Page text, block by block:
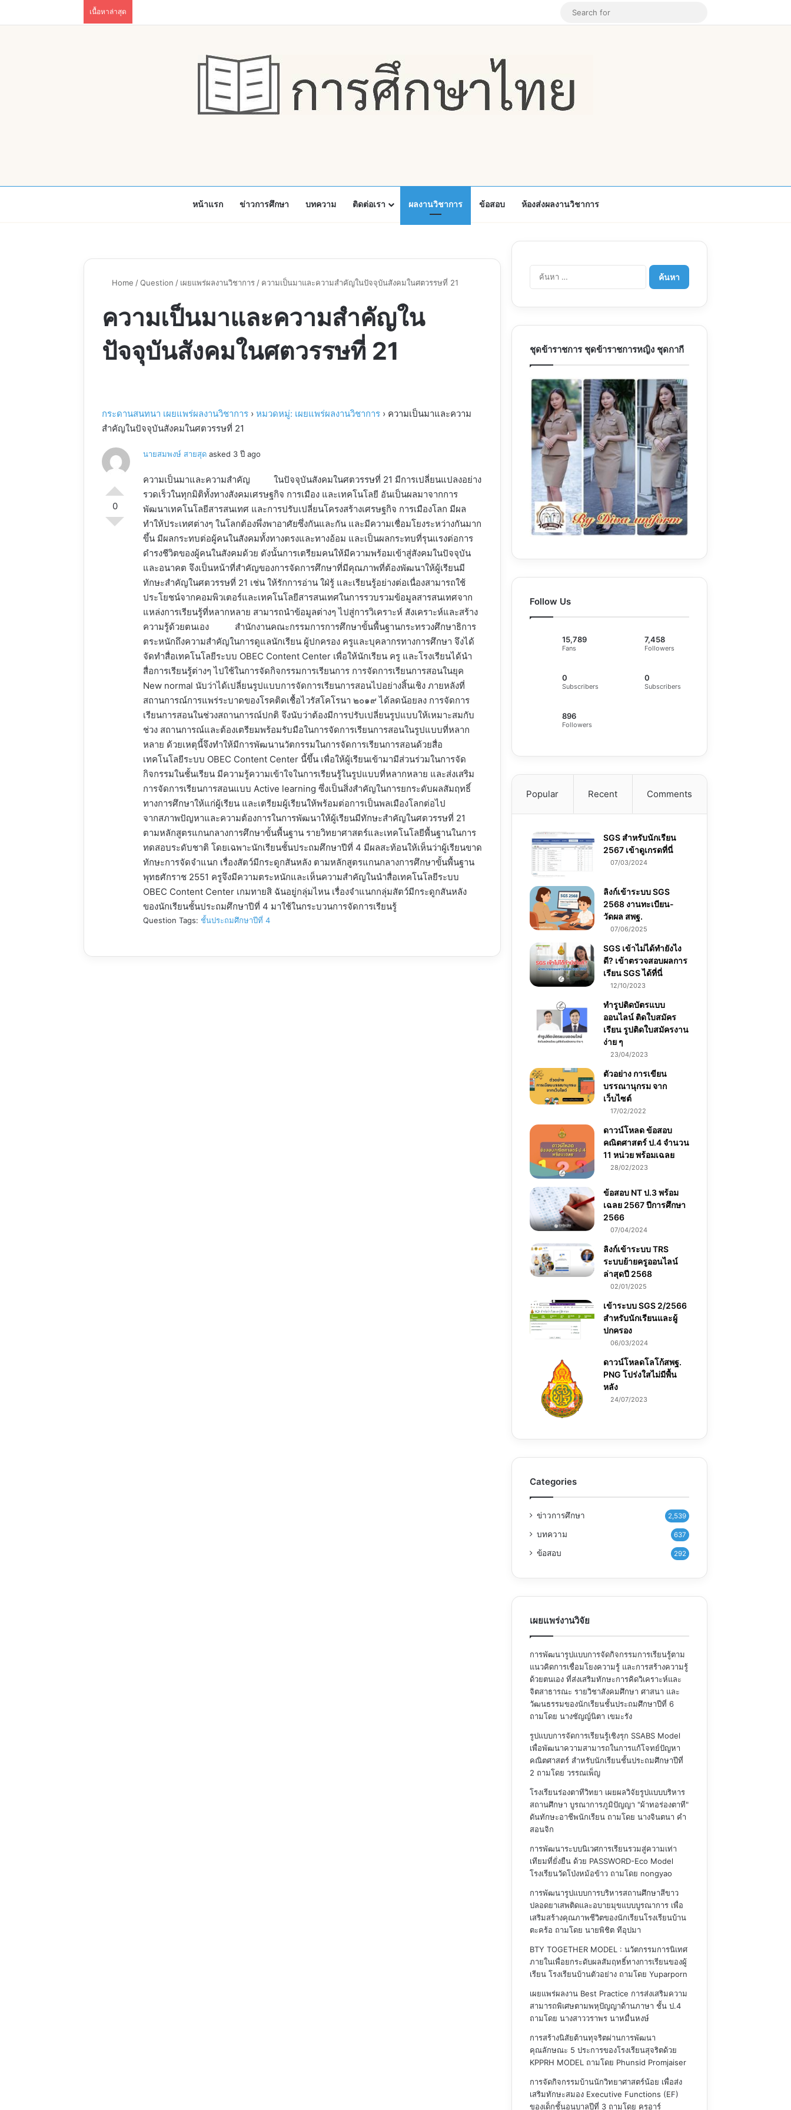
เนื้อหาล่าสุด Instagram
Random Article
หน้าแรก ข่าวการศึกษา บทความ ติดต่อเรา ผลงานวิชาการ ข้อสอบ ห้องส่งผลงานวิชาการ
Home /Question / เผยแพร่ผลงานวิชาการ / ความเป็นมาและความสำคัญในปัจจุบันสังคมในศตวรรษที่ 21
ความเป็นมาและความสำคัญใน
ปัจจุบันสังคมในศตวรรษที่ 21
กระดานสนทนา เผยแพร่ผลงานวิชาการ › หมวดหมู่: เผยแพร่ผลงานวิชาการ › ความเป็นมาและความ
สำคัญในปัจจุบันสังคมในศตวรรษที่ 21
0
นายสมพงษ์ สายสุด asked 3 ปี ago
ความเป็นมาและความสำคัญ ในปัจจุบันสังคมในศตวรรษที่ 21 มีการเปลี่ยนแปลงอย่าง
รวดเร็วในทุกมิติทั้งทางสังคมเศรษฐกิจ การเมือง และเทคโนโลยี อันเป็นผลมาจากการ
พัฒนาเทคโนโลยีสารสนเทศ และการปรับเปลี่ยนโครงสร้างเศรษฐกิจ การเมืองโลก มีผล
ทำให้ประเทศต่างๆ ในโลกต้องพึ่งพาอาศัยซึ่งกันและกัน และมีความเชื่อมโยงระหว่างกันมาก
ขึ้น มีผลกระทบต่อผู้คนในสังคมทั้งทางตรงและทางอ้อม และเป็นผลกระทบที่รุนแรงต่อการ
ดำรงชีวิตของผู้คนในสังคมด้วย ดังนั้นการเตรียมคนให้มีความพร้อมเข้าสู่สังคมในปัจจุบัน
และอนาคต จึงเป็นหน้าที่สำคัญของการจัดการศึกษาที่มีคุณภาพที่ต้องพัฒนาให้ผู้เรียนมี
ทักษะสำคัญในศตวรรษที่ 21 เช่น ให้รักการอ่าน ใฝ่รู้ และเรียนรู้อย่างต่อเนื่องสามารถใช้
ประโยชน์จากคอมพิวเตอร์และเทคโนโลยีสารสนเทศในการรวบรวมข้อมูลสารสนเทศจาก
แหล่งการเรียนรู้ที่หลากหลาย สามารถนำข้อมูลต่างๆ ไปสู่การวิเคราะห์ สังเคราะห์และสร้าง
ความรู้ด้วยตนเอง สำนักงานคณะกรรมการการศึกษาขั้นพื้นฐานกระทรวงศึกษาธิการ
ตระหนักถึงความสำคัญในการดูแลนักเรียน ผู้ปกครอง ครูและบุคลากรทางการศึกษา จึงได้
จัดทำสื่อเทคโนโลยีระบบ OBEC Content Center เพื่อให้นักเรียน ครู และโรงเรียนได้นำ
สื่อการเรียนรู้ต่างๆ ไปใช้ในการจัดกิจกรรมการเรียนการ การจัดการเรียนการสอนในยุค
New normal นับว่าได้เปลี่ยนรูปแบบการจัดการเรียนการสอนไปอย่างสิ้นเชิง ภายหลังที่
สถานการณ์การแพร่ระบาดของโรคติดเชื้อไวรัสโคโรนา ๒๐๑๙ ได้ลดน้อยลง การจัดการ
เรียนการสอนในช่วงสถานการณ์ปกติ จึงนับว่าต้องมีการปรับเปลี่ยนรูปแบบให้เหมาะสมกับ
ช่วง สถานการณ์และต้องเตรียมพร้อมรับมือในการจัดการเรียนการสอนในรูปแบบที่หลาก
หลาย ด้วยเหตุนี้จึงทำให้มีการพัฒนานวัตกรรมในการจัดการเรียนการสอนด้วยสื่อ
เทคโนโลยีระบบ OBEC Content Center นี้ขึ้น เพื่อให้ผู้เรียนเข้ามามีส่วนร่วมในการจัด
กิจกรรมในชั้นเรียน มีความรู้ความเข้าใจในการเรียนรู้ในรูปแบบที่หลากหลาย และส่งเสริม
การจัดการเรียนการสอนแบบ Active learning ซึ่งเป็นสิ่งสำคัญในการยกระดับผลสัมฤทธิ์
ทางการศึกษาให้แก่ผู้เรียน และเตรียมผู้เรียนให้พร้อมต่อการเป็นพลเมืองโลกต่อไป
จากสภาพปัญหาและความต้องการในการพัฒนาให้ผู้เรียนมีทักษะสำคัญในศตวรรษที่ 21
ตามหลักสูตรแกนกลางการศึกษาขั้นพื้นฐาน รายวิทยาศาสตร์และเทคโนโลยีพื้นฐานในการ
ทดสอบระดับชาติ โดยเฉพาะนักเรียนชั้นประถมศึกษาปีที่ 4 มีผลสะท้อนให้เห็นว่าผู้เรียนขาด
ทักษะการจัดจำแนก เรื่องสัตว์มีกระดูกสันหลัง ตามหลักสูตรแกนกลางการศึกษาขั้นพื้นฐาน
พุทธศักราช 2551 ครูจึงมีความตระหนักและเห็นความสำคัญในนำสื่อเทคโนโลยีระบบ
OBEC Content Center เกมทายสิ ฉันอยู่กลุ่มไหน เรื่องจำแนกกลุ่มสัตว์มีกระดูกสันหลัง
ของนักเรียนชั้นประถมศึกษาปีที่ 4 มาใช้ในกระบวนการจัดการเรียนรู้
Question Tags: ชั้นประถมศึกษาปีที่ 4
ค้
น
า
รั
บ
ชุดข้าราชการ ชุดข้าราชการหญิง ชุดกากี
Follow Us
15,789
Fans
7,458
Followers
0
Subscribers
0
Subscribers
896
Followers
Popular Recent Comments
SGS สําหรับนักเรียน
2567 เข้าดูเกรดที่นี่
07/03/2024
ลิงก์เข้าระบบ SGS
2568 งานทะเบียน-
วัดผล สพฐ.
07/06/2025
SGS เข้าไม่ได้ทำยังไง
ดี? เข้าตรวจสอบผลการ
เรียน SGS ได้ที่นี่
12/10/2023
ทำรูปติดบัตรแบบ
ออนไลน์ ติดใบสมัคร
เรียน รูปติดใบสมัครงาน
ง่าย ๆ
23/04/2023
ตัวอย่าง การเขียน
บรรณานุกรม จาก
เว็บไซต์
17/02/2022
ดาวน์โหลด ข้อสอบ
คณิตศาสตร์ ป.4 จำนวน
11 หน่วย พร้อมเฉลย
28/02/2023
ข้อสอบ NT ป.3 พร้อม
เฉลย 2567 ปีการศึกษา
2566
07/04/2024
ลิงก์เข้าระบบ TRS
ระบบย้ายครูออนไลน์
ล่าสุดปี 2568
02/01/2025
เข้าระบบ SGS 2/2566
สำหรับนักเรียนและผู้
ปกครอง
06/03/2024
ดาวน์โหลดโลโก้สพฐ.
PNG โปร่งใสไม่มีพื้น
หลัง
24/07/2023
Categories
ข่าวการศึกษา 2,539
บทความ 637
ข้อสอบ 292
เผยแพร่งานวิจัย
การพัฒนารูปแบบการจัดกิจกรรมการเรียนรู้ตาม
แนวคิดการเชื่อมโยงความรู้ และการสร้างความรู้
ด้วยตนเอง ที่ส่งเสริมทักษะการคิดวิเคราะห์และ
จิตสาธารณะ รายวิชาสังคมศึกษา ศาสนา และ
วัฒนธรรมของนักเรียนชั้นประถมศึกษาปีที่ 6
ถามโดย นางชัญญ์นิตา เขมะรัง
รูปแบบการจัดการเรียนรู้เชิงรุก SSABS Model
เพื่อพัฒนาความสามารถในการแก้โจทย์ปัญหา
คณิตศาสตร์ สำหรับนักเรียนชั้นประถมศึกษาปีที่
2 ถามโดย วรรณเพ็ญ
โรงเรียนร่องตาทีวิทยา เผยผลวิจัยรูปแบบบริหาร
สถานศึกษา บูรณาการภูมิปัญญา "ผ้าทอร่องตาที"
ดันทักษะอาชีพนักเรียนถามโดย นางจินตนา คำ
สอนจิก
การพัฒนาระบบนิเวศการเรียนรวมสู่ความเท่า
เทียมที่ยั่งยืน ด้วย PASSWORD-Eco Model
โรงเรียนวัดโป่งหม้อข้าวถามโดย nongyao
การพัฒนารูปแบบการบริหารสถานศึกษาสีขาว
ปลอดยาเสพติดและอบายมุขแบบบูรณาการ เพื่อ
เสริมสร้างคุณภาพชีวิตของนักเรียนโรงเรียนบ้าน
ตะคร้อ ถามโดย นายพิชิต ทีอุปมา
BTY TOGETHER MODEL : นวัตกรรมการนิเทศ
ภายในเพื่อยกระดับผลสัมฤทธิ์ทางการเรียนของผู้
เรียน โรงเรียนบ้านตัวอย่างถามโดย Yuparporn
เผยแพร่ผลงาน Best Practice การส่งเสริมความ
สามารถพิเศษตามพหุปัญญาด้านภาษา ชั้น ป.4
ถามโดย นางสาววราพร นาหมื่นหงษ์
การสร้างนิสัยต้านทุจริตผ่านการพัฒนา
คุณลักษณะ 5 ประการของโรงเรียนสุจริตด้วย
KPPRH MODELถามโดย Phunsid Promjaiser
การจัดกิจกรรมบ้านนักวิทยาศาสตร์น้อย เพื่อส่ง
เสริมทักษะสมอง Executive Functions (EF)
ของเด็กชั้นอนุบาลปีที่ 3ถามโดย ครูอาร์